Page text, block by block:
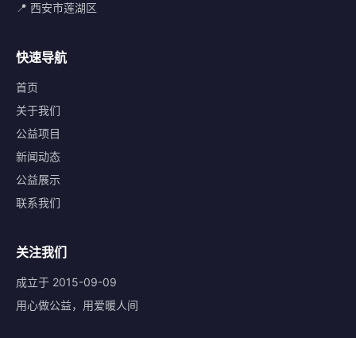
📍 西安市莲湖区
快速导航
首页
关于我们
公益项目
新闻动态
公益展示
联系我们
关注我们
成立于 2015-09-09
用心做公益，用爱暖人间